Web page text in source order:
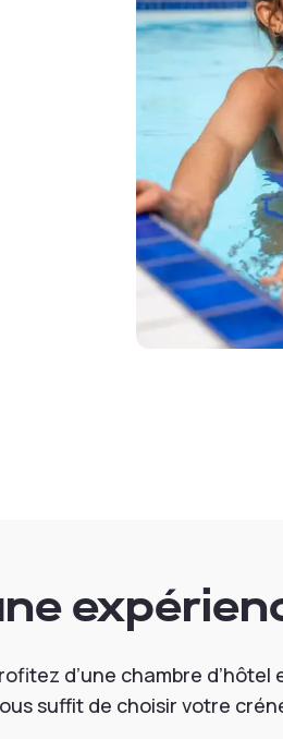
d’une chambre
suffit de choisir votre